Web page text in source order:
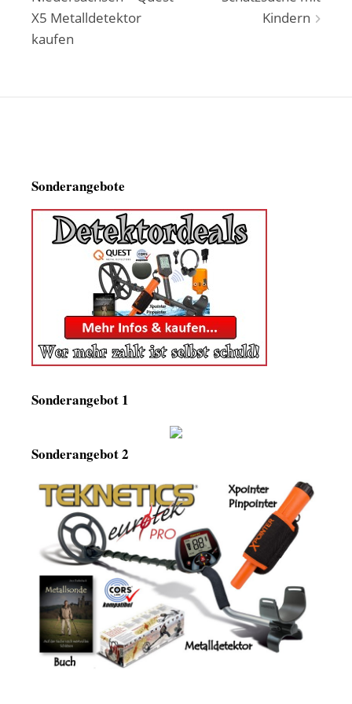
X5 Metalldetektor
kaufen
Kindern
Sonderangebote
Sonderangebot 1
Sonderangebot 2